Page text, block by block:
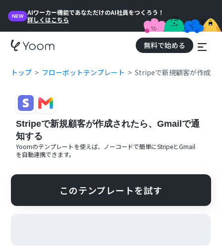
NEW
AIワーカー機能であなただけのAI社員をつくろう！
詳しくはこちら
無料で始める
トップ フローボットテンプレート Stripeで新規顧客が作成さ
Stripeで新規顧客が作成されたら、Gmailで通
知する
Yoomのテンプレートを使えば、ノーコードで簡単にStripeとGmail
を自動連携できます。
このテンプレートを試す